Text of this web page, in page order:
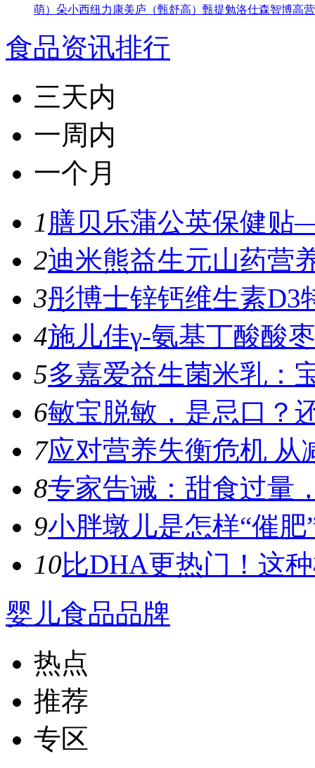
萌） 朵小西纽力康美庐（甄舒高） 甄提勉洛仕森智博高
食品资讯排行
三天内
一周内
一个月
1 膳贝乐蒲公英保健
2迪米熊益生元山药营
3彤博士锌钙维生素
4施儿佳γ-氨基丁酸酸
5多嘉爱益生菌米乳：
6敏宝脱敏，是忌口？
7应对营养失衡危机 从
8专家告诫：甜食过量
9小胖墩儿是怎样“催
10比DHA更热门！这
婴儿食品品牌
热点
推荐
专区